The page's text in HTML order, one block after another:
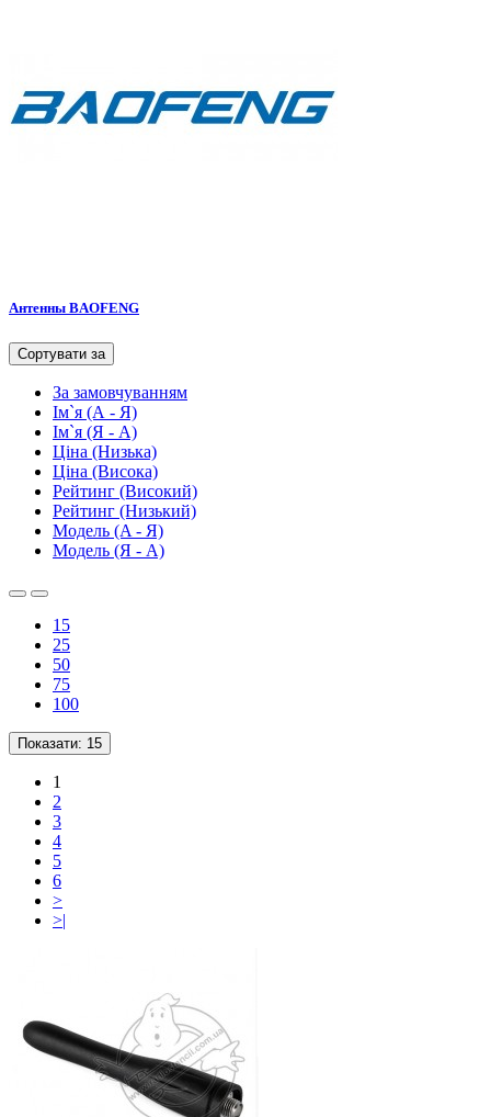
Антенны BAOFENG
Сортувати за
За замовчуванням
Ім`я (А - Я)
Ім`я (Я - A)
Ціна (Низька)
Ціна (Висока)
Рейтинг (Високий)
Рейтинг (Низький)
Модель (A - Я)
Модель (Я - A)
15
25
50
75
100
Показати: 15
1
2
3
4
5
6
>
>|